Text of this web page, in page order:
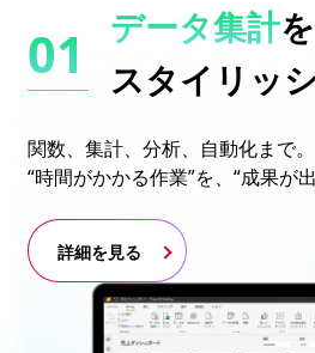
データ集計を
スタイリッシ
関数、集計、分析、自動化まで。
“時間がかかる作業”を、“成果が出
詳細を見る